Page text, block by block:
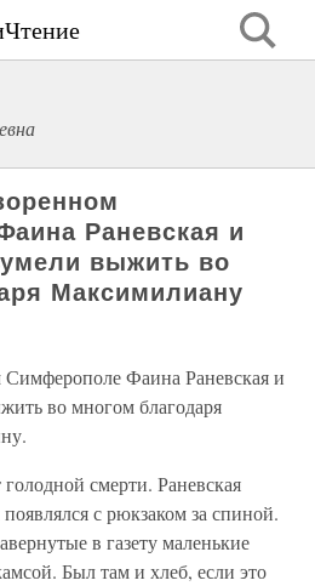
Раневская и
выжить во
Максимилиану
Фаина Раневская и
во многом благодаря
смерти. Раневская
с рюкзаком за спиной.
в газету маленькие
Был там и хлеб, если это